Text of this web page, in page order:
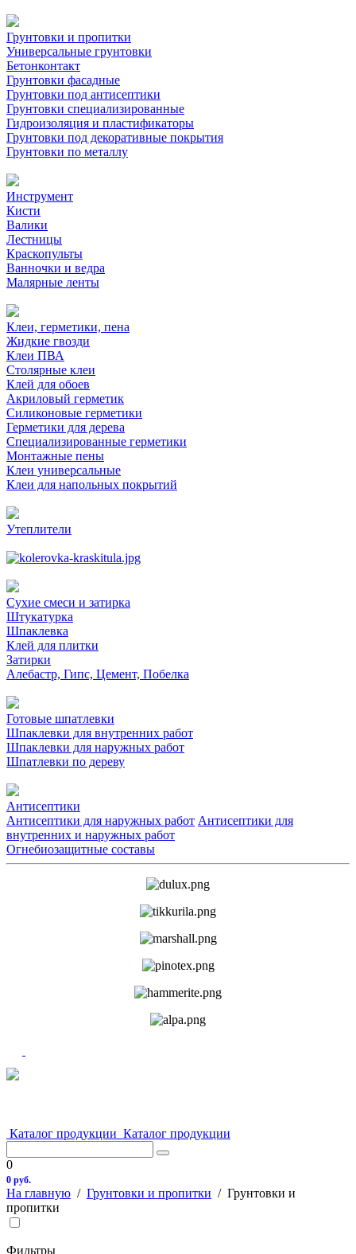
Грунтовки и пропитки
Универсальные грунтовки
Бетонконтакт
Грунтовки фасадные
Грунтовки под антисептики
Грунтовки специализированные
Гидроизоляция и пластификаторы
Грунтовки под декоративные покрытия
Грунтовки по металлу
Инструмент
Кисти
Валики
Лестницы
Краскопульты
Ванночки и ведра
Малярные ленты
Клеи, герметики, пена
Жидкие гвозди
Клеи ПВА
Столярные клеи
Клей для обоев
Акриловый герметик
Силиконовые герметики
Герметики для дерева
Специализированные герметики
Монтажные пены
Клеи универсальные
Клеи для напольных покрытий
Утеплители
Сухие смеси и затирка
Штукатурка
Шпаклевка
Клей для плитки
Затирки
Алебастр, Гипс, Цемент, Побелка
Готовые шпатлевки
Шпаклевки для внутренних работ
Шпаклевки для наружных работ
Шпатлевки по дереву
Антисептики
Антисептики для наружных работ Антисептики для
внутренних и наружных работ
Огнебиозащитные составы
Каталог продукции Каталог продукции
0
0 руб.
На главную / Грунтовки и пропитки / Грунтовки и
пропитки
Фильтры